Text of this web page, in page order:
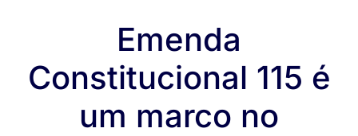
Emenda
Constitucional 115 é
um marco no